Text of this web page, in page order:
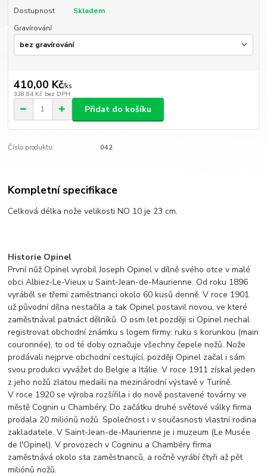
Dostupnost
Skladem
Gravírování
410,00 Kč/ks
338,84 Kč bez DPH
Přidat do košíku
Číslo produktu: 042
Kompletní specifikace
Celková délka nože velikosti NO 10 je 23 cm.
Historie Opinel
První nůž Opinel vyrobil Joseph Opinel v dílně svého otce v malé
obci Albiez-Le-Vieux u Saint-Jean-de-Maurienne. Od roku 1896
vyráběl se třemi zaměstnanci okolo 60 kusů denně. V roce 1901
už původní dílna nestačila a tak Opinel postavil novou, ve které
zaměstnával patnáct dělníků. O osm let později si Opinel nechal
registrovat obchodní známku s logem firmy: ruku s korunkou (main
couronnée), to od té doby označuje všechny čepele nožů. Nože
prodávali nejprve obchodní cestující, později Opinel začal i sám
svou produkci vyvážet do Belgie a Itálie. V roce 1911 získal jeden
z jeho nožů zlatou medaili na mezinárodní výstavě v Turíně.
V roce 1920 se výroba rozšířila i do nově postavené továrny ve
městě Cognin u Chambéry. Do začátku druhé světové války firma
prodala 20 miliónů nožů. Společnost i v současnosti vlastní rodina
zakladatele. V Saint-Jean-de-Maurienne je i muzeum (Le Musée
de l'Opinel). V provozech v Cogninu a Chambéry firma
zaměstnává okolo sta zaměstnanců, a ročně vyrábí čtyři až pět
miliónů nožů.